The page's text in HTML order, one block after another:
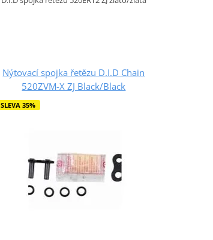
Nýtovací spojka řetězu D.I.D Chain
520ZVM-X ZJ Black/Black
SLEVA 35%